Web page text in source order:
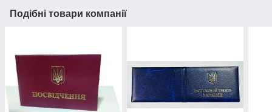
Подібні товари компанії